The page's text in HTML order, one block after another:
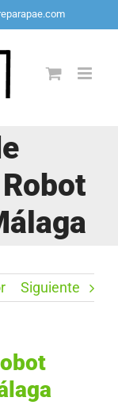
Siguiente